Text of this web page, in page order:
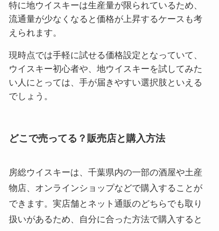
特に地ウイスキーは生産量が限られているため、
流通量が少なくなると価格が上昇するケースも考
えられます。
現時点では手軽に試せる価格設定となっていて、
ウイスキー初心者や、地ウイスキーを試してみた
い人にとっては、手が届きやすい選択肢といえる
でしょう。
どこで売ってる？販売店と購入方法
房総ウイスキーは、千葉県内の一部の酒屋や土産
物店、オンラインショップなどで購入することが
できます。実店舗とネット通販のどちらでも取り
扱いがあるため、自分に合った方法で購入すると